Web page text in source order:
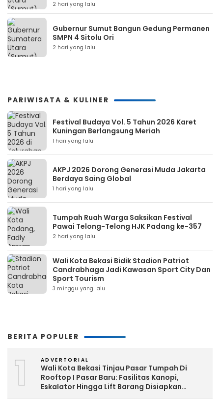
2 hari yang lalu
Gubernur Sumut Bangun Gedung Permanen
SMPN 4 Sitolu Ori
2 hari yang lalu
PARIWISATA & KULINER
Festival Budaya Vol. 5 Tahun 2026 Karet
Kuningan Berlangsung Meriah
1 hari yang lalu
AKPJ 2026 Dorong Generasi Muda Jakarta
Berdaya Saing Global
1 hari yang lalu
Tumpah Ruah Warga Saksikan Festival
Pawai Telong-Telong HJK Padang ke-357
2 hari yang lalu
Wali Kota Bekasi Bidik Stadion Patriot
Candrabhaga Jadi Kawasan Sport City Dan
Sport Tourism
3 minggu yang lalu
BERITA POPULER
1 ADVERTORIAL
Wali Kota Bekasi Tinjau Pasar Tumpah Di
Rooftop I Pasar Baru: Fasilitas Kanopi,
Eskalator Hingga Lift Barang Disiapkan